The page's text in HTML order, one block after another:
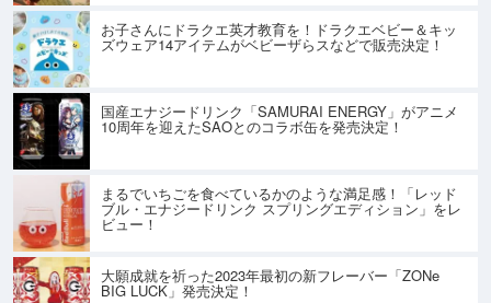
お子さんにドラクエ英才教育を！ドラクエベビー＆キッ
ズウェア14アイテムがベビーザらスなどで販売決定！
国産エナジードリンク「SAMURAI ENERGY」がアニメ
10周年を迎えたSAOとのコラボ缶を発売決定！
まるでいちごを食べているかのような満足感！「レッド
ブル・エナジードリンク スプリングエディション」をレ
ビュー！
大願成就を祈った2023年最初の新フレーバー「ZONe
BIG LUCK」発売決定！